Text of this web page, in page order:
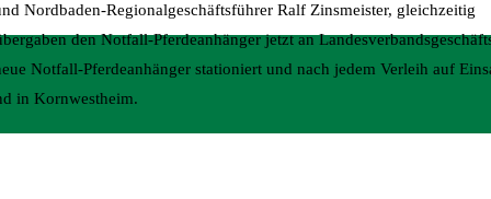
Nordbaden-Regionalgeschäftsführer Ralf Zinsmeister, gleichzeitig
den Notfall-Pferdeanhänger jetzt an
Notfall-Pferdeanhänger stationiert und nach jedem Verleih auf
in Kornwestheim.